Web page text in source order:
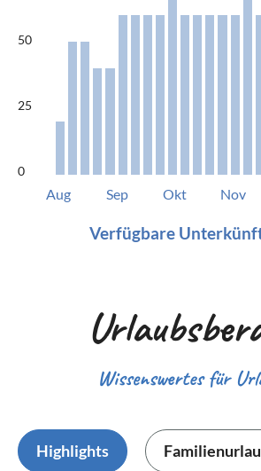
50
25
0
Aug Sep Okt Nov
Verfügbare
Wissenswertes für
Highlights